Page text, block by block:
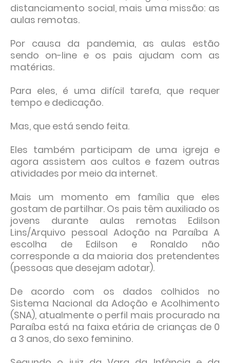
distanciamento social, mais uma missão: as
aulas remotas.
Por causa da pandemia, as aulas estão
sendo on-line e os pais ajudam com as
matérias.
Para eles, é uma difícil tarefa, que requer
tempo e dedicação.
Mas, que está sendo feita.
Eles também participam de uma igreja e
agora assistem aos cultos e fazem outras
atividades por meio da internet.
Mais um momento em família que eles
gostam de partilhar. Os pais têm auxiliado os
jovens durante aulas remotas Edilson
Lins/Arquivo pessoal Adoção na Paraíba A
escolha de Edilson e Ronaldo não
corresponde a da maioria dos pretendentes
(pessoas que desejam adotar).
De acordo com os dados colhidos no
Sistema Nacional da Adoção e Acolhimento
(SNA), atualmente o perfil mais procurado na
Paraíba está na faixa etária de crianças de 0
a 3 anos, do sexo feminino.